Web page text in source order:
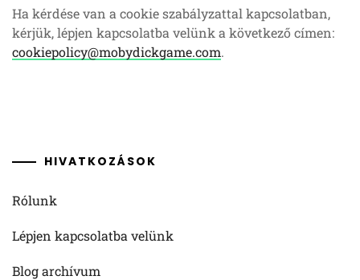
Ha kérdése van a cookie szabályzattal kapcsolatban,
kérjük, lépjen kapcsolatba velünk a következő címen:
cookiepolicy@mobydickgame.com.
HIVATKOZÁSOK
Rólunk
Lépjen kapcsolatba velünk
Blog archívum